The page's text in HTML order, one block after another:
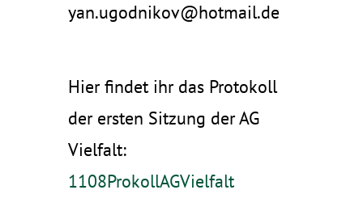
yan.ugodnikov@hotmail.de
Hier findet ihr das Protokoll
der ersten Sitzung der AG
Vielfalt:
1108ProkollAGVielfalt